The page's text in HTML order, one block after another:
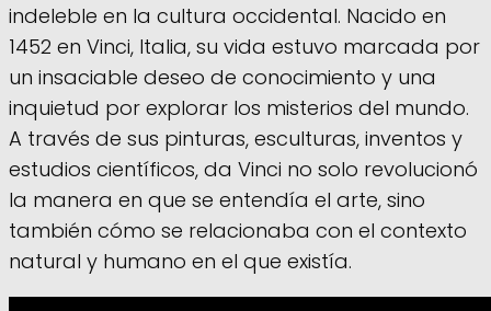
indeleble en la cultura occidental. Nacido en
1452 en Vinci, Italia, su vida estuvo marcada por
un insaciable deseo de conocimiento y una
inquietud por explorar los misterios del mundo.
A través de sus pinturas, esculturas, inventos y
estudios científicos, da Vinci no solo revolucionó
la manera en que se entendía el arte, sino
también cómo se relacionaba con el contexto
natural y humano en el que existía.